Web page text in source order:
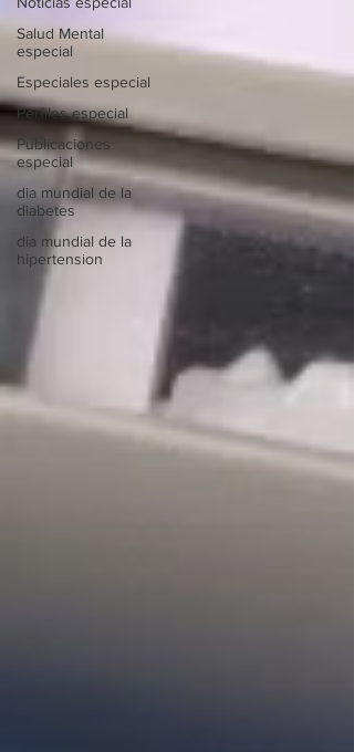
Salud Mental
especial
Especiales especial
Perfiles especial
Publicaciones
especial
dia mundial de la
diabetes
dia mundial de la
hipertension